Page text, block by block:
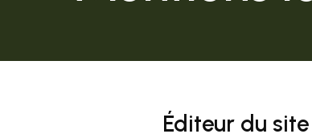
Éditeur du site